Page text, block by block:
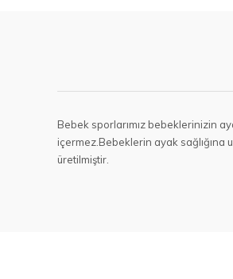
Bebek sporlarımız bebeklerinizin
içermez.Bebeklerin ayak
üretilmiştir.